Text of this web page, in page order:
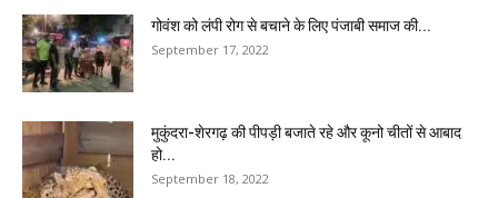
गोवंश को लंपी रोग से बचाने के लिए पंजाबी समाज की...
September 17, 2022
मुकुंदरा-शेरगढ़ की पीपड़ी बजाते रहे और कूनो चीतों से आबाद
हो...
September 18, 2022